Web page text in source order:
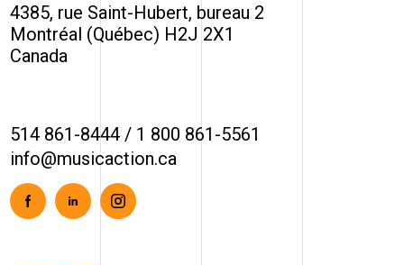
4385, rue Saint-Hubert, bureau 2
Montréal (Québec) H2J 2X1
Canada
514 861-8444 / 1 800 861-5561
info@musicaction.ca
FacebookLinkedinInstagram